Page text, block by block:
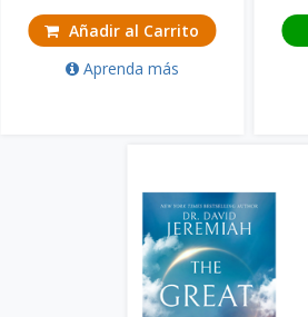
Añadir al Carrito
Aprenda más